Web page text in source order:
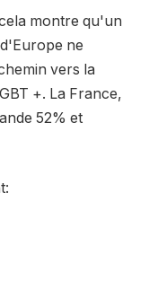
montre qu'un
ne
vers la
+. La France,
52% et